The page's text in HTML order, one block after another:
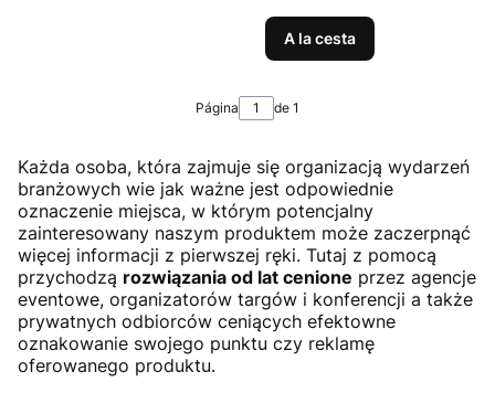
A la cesta
Página de 1
Każda osoba, która zajmuje się organizacją wydarzeń
branżowych wie jak ważne jest odpowiednie
oznaczenie miejsca, w którym potencjalny
zainteresowany naszym produktem może zaczerpnąć
więcej informacji z pierwszej ręki. Tutaj z pomocą
przychodzą rozwiązania od lat cenione przez agencje
eventowe, organizatorów targów i konferencji a także
prywatnych odbiorców ceniących efektowne
oznakowanie swojego punktu czy reklamę
oferowanego produktu.